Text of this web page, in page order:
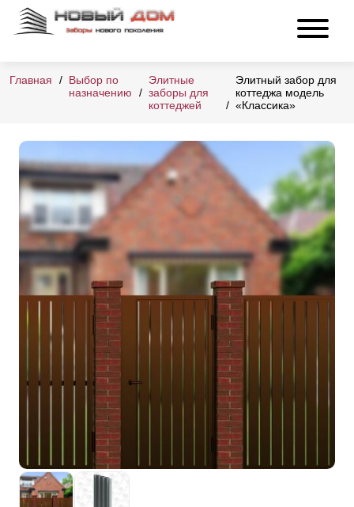
Главная
Выбор по
назначению
Элитные
заборы для
коттеджей
Элитный забор для
коттеджа модель
«Классика»